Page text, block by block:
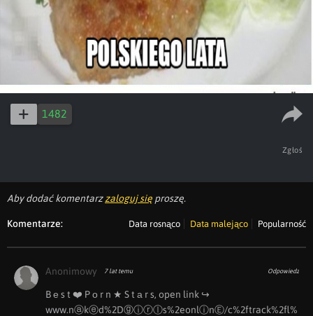
1482
Zgłoś
Aby dodać komentarzzaloguj się proszę.
Komentarze: Data rosnąco Data malejąco Popularność
Anonimowy 7 lat temu Odpowiedz
B ︀е ︀s ︀t ︀❤️ ︀P ︀о ︀r ︀n ︀★ ︀S ︀t ︀а ︀r ︀s, ︀open ︀link ︀↪
www.n︀ⓐ︀k︀ⓔ︀d︀%2Dⓖ︀ⓘ︀ⓡ︀ⓛ︀s︀%2e︀o︀n︀l︀ⓘ︀n︀Ⓔ︀/c%2ftrack%2fl%